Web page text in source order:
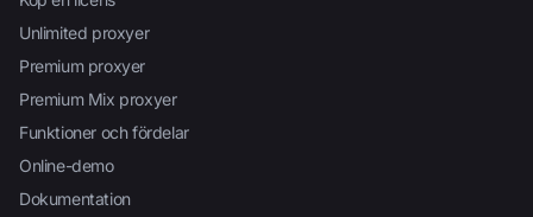
Unlimited proxyer
Premium proxyer
Premium Mix proxyer
Funktioner och fördelar
Online-demo
Dokumentation